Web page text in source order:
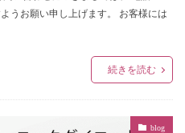
うお願い申し上げます。 お客様には
続きを読む
blog